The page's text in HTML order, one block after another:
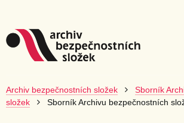
Archiv bezpečnostních složek
Sborník
složek
Sborník Archivu bezpečnostních